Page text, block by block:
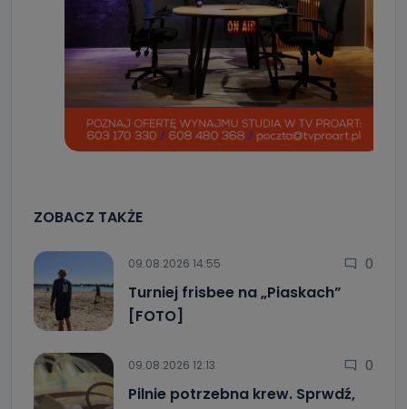
ZOBACZ TAKŻE
09.08.2026 14:55 0
Turniej frisbee na „Piaskach”
[FOTO]
09.08.2026 12:13 0
Pilnie potrzebna krew. Sprwdź,